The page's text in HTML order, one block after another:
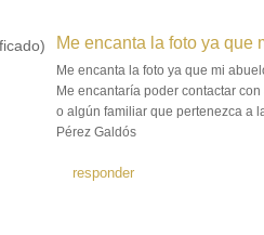
Me encanta la foto ya que
Me encanta la foto ya que mi
Me encantaría poder contactar
o algún familiar que pertenezca a
Pérez Galdós
responder